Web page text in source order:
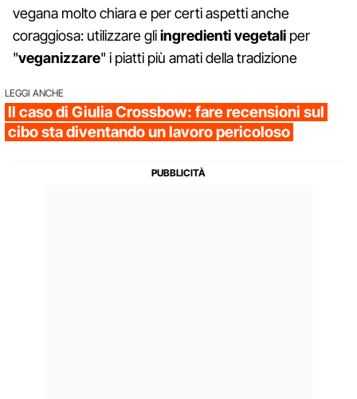
vegana molto chiara e per certi aspetti anche
coraggiosa: utilizzare gliingredienti vegetali per
"veganizzare" i piatti più amati della tradizione
LEGGI ANCHE
Il caso di Giulia Crossbow: fare recensioni sul
cibo sta diventando un lavoro pericoloso